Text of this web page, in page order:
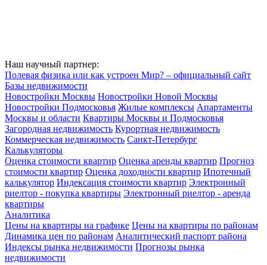
Наш научный партнер:
Полевая физика или как устроен Мир? – официальный сайт
Базы недвижимости
Новостройки Москвы Новостройки Новой Москвы
Новостройки Подмосковья Жилые комплексы Апартаменты
Москвы и области Квартиры Москвы и Подмосковья
Загородная недвижимость Курортная недвижимость
Коммерческая недвижимость Санкт-Петербург
Калькуляторы
Оценка стоимости квартир Оценка аренды квартир Прогноз
стоимости квартир Оценка доходности квартир Ипотечный
калькулятор Индексация стоимости квартир Электронный
риелтор - покупка квартиры Электронный риелтор - аренда
квартиры
Аналитика
Цены на квартиры на графике Цены на квартиры по районам
Динамика цен по районам Аналитический паспорт района
Индексы рынка недвижимости Прогнозы рынка
недвижимости